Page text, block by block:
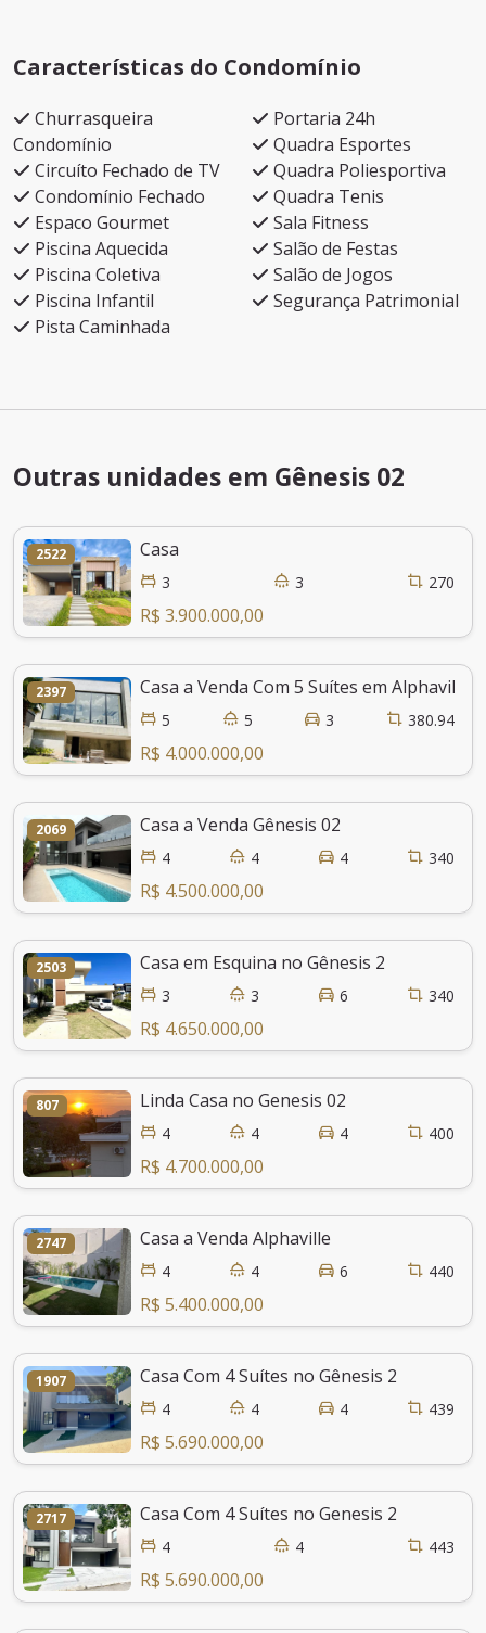
Características do Condomínio
Churrasqueira
Condomínio
Circuíto Fechado de TV
Condomínio Fechado
Espaco Gourmet
Piscina Aquecida
Piscina Coletiva
Piscina Infantil
Pista Caminhada
Portaria 24h
Quadra Esportes
Quadra Poliesportiva
Quadra Tenis
Sala Fitness
Salão de Festas
Salão de Jogos
Segurança Patrimonial
Outras unidades em Gênesis 02
2522 Casa
3 3 270
R$ 3.900.000,00
2397 Casa a Venda Com 5 Suítes em Alphaville
5 5 3 380.94
R$ 4.000.000,00
2069 Casa a Venda Gênesis 02
4 4 4 340
R$ 4.500.000,00
2503 Casa em Esquina no Gênesis 2
3 3 6 340
R$ 4.650.000,00
807 Linda Casa no Genesis 02
4 4 4 400
R$ 4.700.000,00
2747 Casa a Venda Alphaville
4 4 6 440
R$ 5.400.000,00
1907 Casa Com 4 Suítes no Gênesis 2
4 4 4 439
R$ 5.690.000,00
2717 Casa Com 4 Suítes no Genesis 2
4 4 443
R$ 5.690.000,00